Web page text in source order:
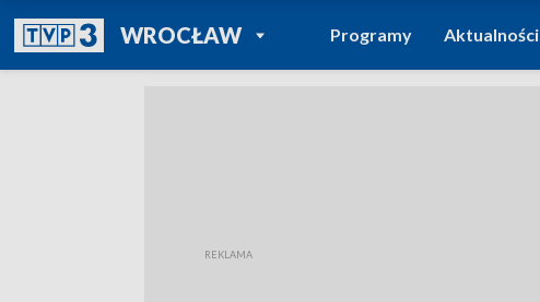
WROCŁAWPOWRÓT DO
TVP REGIONY
Programy Aktualności